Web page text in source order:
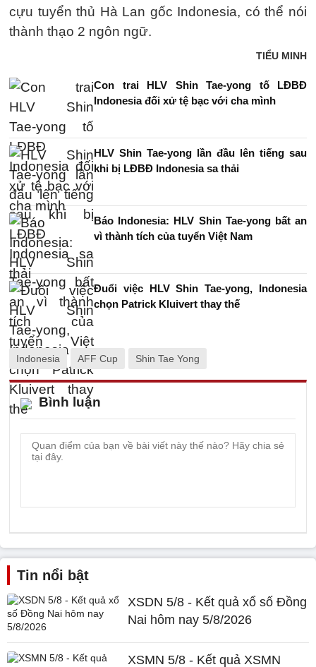
cựu tuyển thủ Hà Lan gốc Indonesia, có thể nói
thành thạo 2 ngôn ngữ.
TIỂU MINH
Con trai HLV Shin Tae-yong tố LĐBĐ
Indonesia đối xử tệ bạc với cha mình
HLV Shin Tae-yong lần đầu lên tiếng sau
khi bị LĐBĐ Indonesia sa thải
Báo Indonesia: HLV Shin Tae-yong bất an
vì thành tích của tuyển Việt Nam
Đuổi việc HLV Shin Tae-yong, Indonesia
chọn Patrick Kluivert thay thế
Indonesia AFF Cup Shin Tae Yong
Bình luận
Tin nổi bật
XSDN 5/8 - Kết quả xổ số Đồng
Nai hôm nay 5/8/2026
XSMN 5/8 - Kết quả XSMN